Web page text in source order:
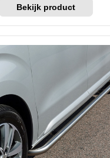
tot
€454,50
product
heeft
meerdere
gekozen
worden
op
de
productpagina